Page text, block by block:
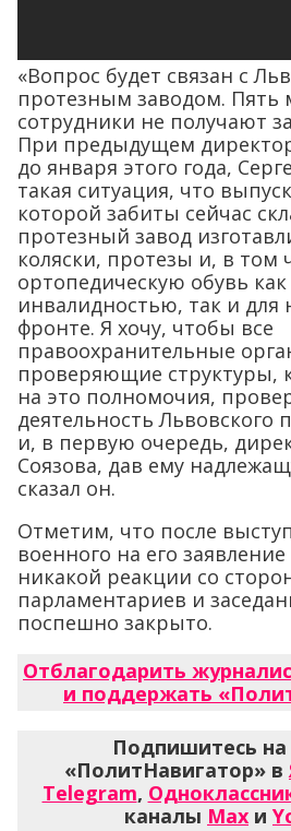
«Вопрос будет связан с
протезным заводом. Пять
сотрудники не получают
При предыдущем
до января этого года,
такая ситуация, что
которой забиты сейчас
протезный завод
коляски, протезы и, в том
ортопедическую обувь
инвалидностью, так и
фронте. Я хочу, чтобы все
правоохранительные
проверяющие структуры,
на это полномочия,
деятельность Львовского
и, в первую очередь,
Соязова, дав ему
сказал он.
Отметим, что после
военного на его
никакой реакции со
парламентариев и
поспешно закрыто.
Отблагодарить
и поддержать
Подпишитесь на
«ПолитНавигатор» в
Telegram,
каналы Max и